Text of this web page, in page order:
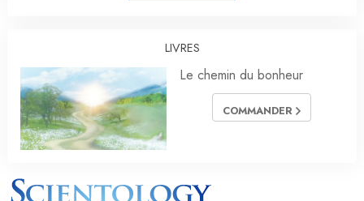
LIVRES
Le chemin du bonheur
COMMANDER